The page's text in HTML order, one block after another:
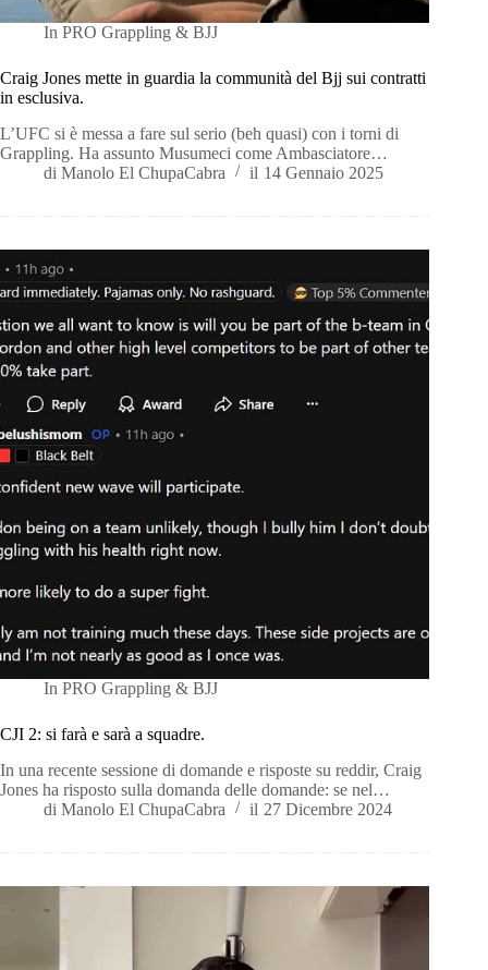
In PRO Grappling & BJJ
Craig Jones mette in guardia la communità del Bjj sui contratti
in esclusiva.
L’UFC si è messa a fare sul serio (beh quasi) con i torni di
Grappling. Ha assunto Musumeci come Ambasciatore…
di Manolo El ChupaCabra il 14 Gennaio 2025
In PRO Grappling & BJJ
CJI 2: si farà e sarà a squadre.
In una recente sessione di domande e risposte su reddir, Craig
Jones ha risposto sulla domanda delle domande: se nel…
di Manolo El ChupaCabra il 27 Dicembre 2024